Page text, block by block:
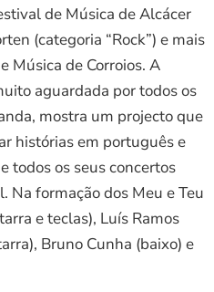
de Música de Alcácer
(categoria “Rock”) e mais
Música de Corroios. A
aguardada por todos os
mostra um projecto que
histórias em português e
todos os seus concertos
Na formação dos Meu e Teu
e teclas), Luís Ramos
Bruno Cunha (baixo) e